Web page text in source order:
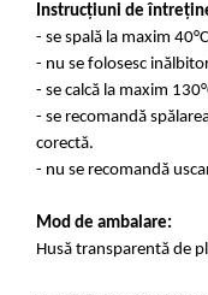
Instrucțiuni de
- se spală la maxim
- nu se folosesc
- se calcă la maxim
- se recomandă
- nu se recomandă
Mod de ambalare:
Husă transparentă de